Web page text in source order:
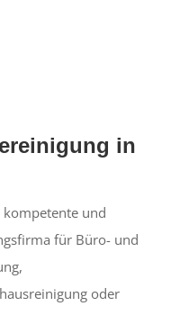
in
kompetente und
für Büro- und
oder